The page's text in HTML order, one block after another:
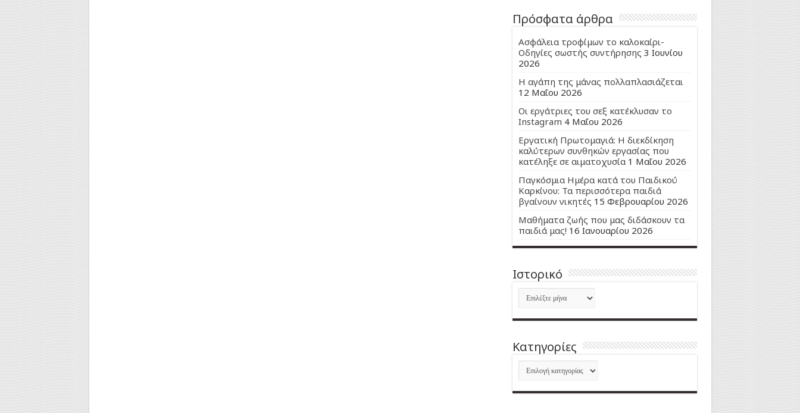
Πρόσφατα άρθρα
Ασφάλεια τροφίμων το καλοκαίρι-
Οδηγίες σωστής συντήρησης 3 Ιουνίου
2026
Η αγάπη της μάνας πολλαπλασιάζεται
12 Μαΐου 2026
Οι εργάτριες του σεξ κατέκλυσαν το
Instagram 4 Μαΐου 2026
Εργατική Πρωτομαγιά: Η διεκδίκηση
καλύτερων συνθηκών εργασίας που
κατέληξε σε αιματοχυσία 1 Μαΐου 2026
Παγκόσμια Ημέρα κατά του Παιδικού
Καρκίνου: Τα περισσότερα παιδιά
βγαίνουν νικητές 15 Φεβρουαρίου 2026
Μαθήματα ζωής που μας διδάσκουν τα
παιδιά μας! 16 Ιανουαρίου 2026
Ιστορικό
Ιστορικό
Kατηγορίες
Kατηγορίες